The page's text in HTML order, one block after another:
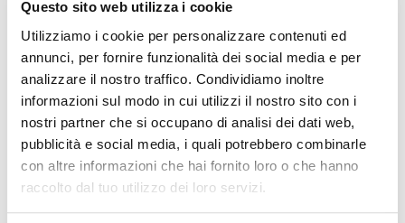
Questo sito web utilizza i cookie
Utilizziamo i cookie per personalizzare contenuti ed
annunci, per fornire funzionalità dei social media e per
analizzare il nostro traffico. Condividiamo inoltre
informazioni sul modo in cui utilizzi il nostro sito con i
nostri partner che si occupano di analisi dei dati web,
pubblicità e social media, i quali potrebbero combinarle
con altre informazioni che hai fornito loro o che hanno
raccolto dal tuo utilizzo dei loro servizi.
Collare - Neck Brace
X-Round Pro -
ACERBIS
ACERBIS